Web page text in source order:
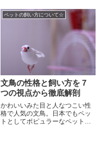
屋さんなどでも売られています
よね。しかし、ウーパ...
ペットの飼い方について☆
文鳥の性格と飼い方を７
つの視点から徹底解剖
かわいいみた目と人なつこい性
格で人気の文鳥。日本でもペッ
トとしてポピュラーなペットで